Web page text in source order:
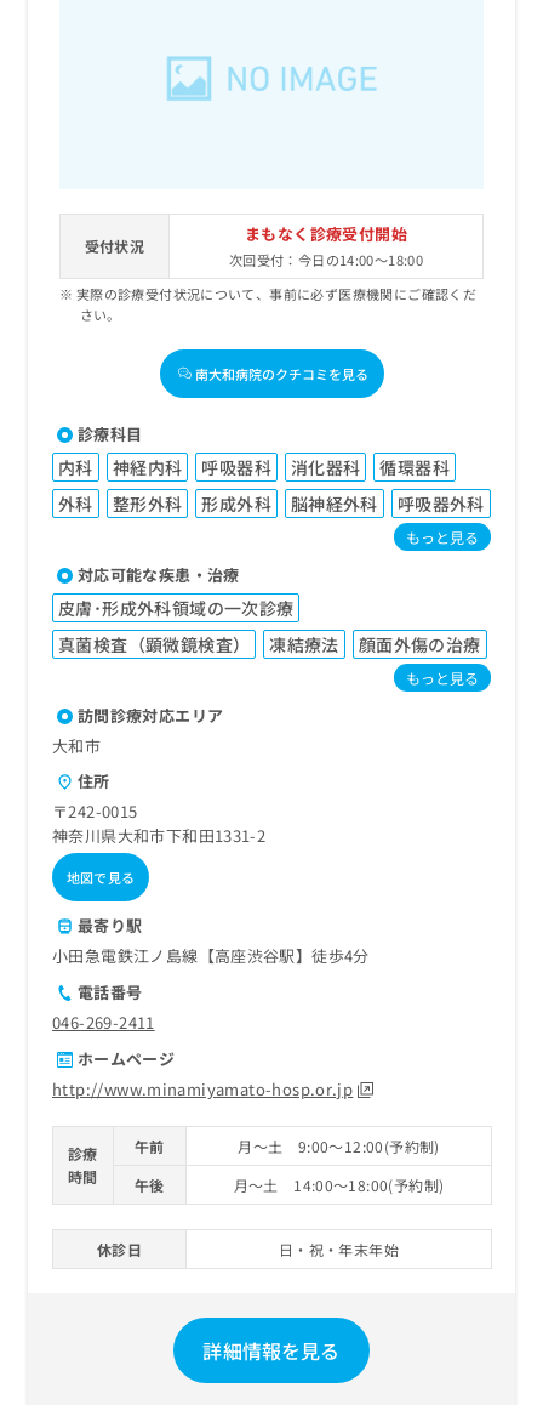
受付状況
まもなく診療受付開始
次回受付：今日の14:00～18:00
実際の診療受付状況について、事前に必ず医療機関にご確認くだ
さい。
南大和病院のクチコミを見る
診療科目
内科 神経内科 呼吸器科 消化器科
循環器科
外科
整形外科 形成外科 脳神経外科 呼吸器外科
もっと見る
対応可能な疾患・治療
皮膚･形成外科領域の一次診療
真菌検査（顕微鏡検査）
凍結療法 顔面外傷の治療
もっと見る
訪問診療対応エリア
大和市
住所
〒242-0015
神奈川県大和市下和田1331-2
地図で見る
最寄り駅
小田急電鉄江ノ島線【高座渋谷駅】徒歩4分
電話番号
046-269-2411
ホームページ
http://www.minamiyamato-hosp.or.jp
診療
時間
午前
月～土 9:00～12:00(予約制)
午後
月～土 14:00～18:00(予約制)
休診日 日・祝・年末年始
詳細情報を見る